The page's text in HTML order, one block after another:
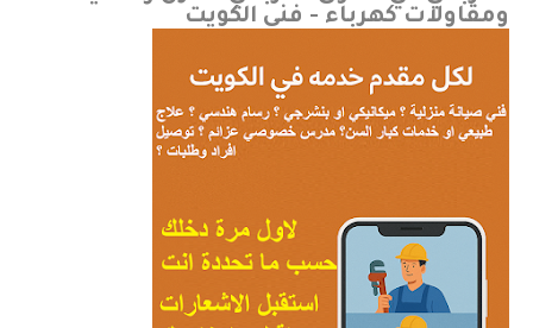
ومقاولات كهرباء - فني الكويت